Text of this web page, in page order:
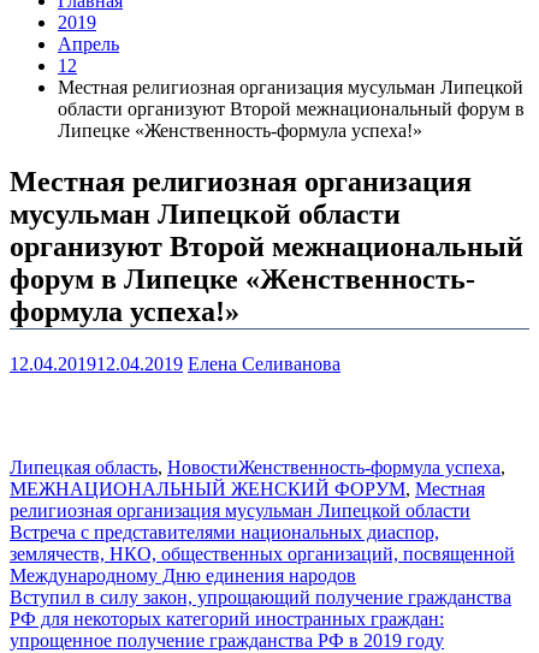
2019
Апрель
12
Местная религиозная организация мусульман Липецкой
области организуют Второй межнациональный форум в
Липецке «Женственность-формула успеха!»
Местная религиозная организация
мусульман Липецкой области
организуют Второй межнациональный
форум в Липецке «Женственность-
формула успеха!»
12.04.201912.04.2019 Елена Селиванова
Липецкая область, НовостиЖенственность-формула успеха,
МЕЖНАЦИОНАЛЬНЫЙ ЖЕНСКИЙ ФОРУМ, Местная
религиозная организация мусульман Липецкой области
Навигация
по
записям
Встреча с представителями национальных диаспор,
землячеств, НКО, общественных организаций, посвященной
Международному Дню единения народов
Вступил в силу закон, упрощающий получение гражданства
РФ для некоторых категорий иностранных граждан:
упрощенное получение гражданства РФ в 2019 году